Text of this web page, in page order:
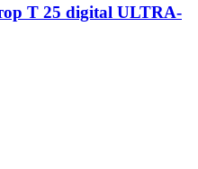
T 25 digital ULTRA-